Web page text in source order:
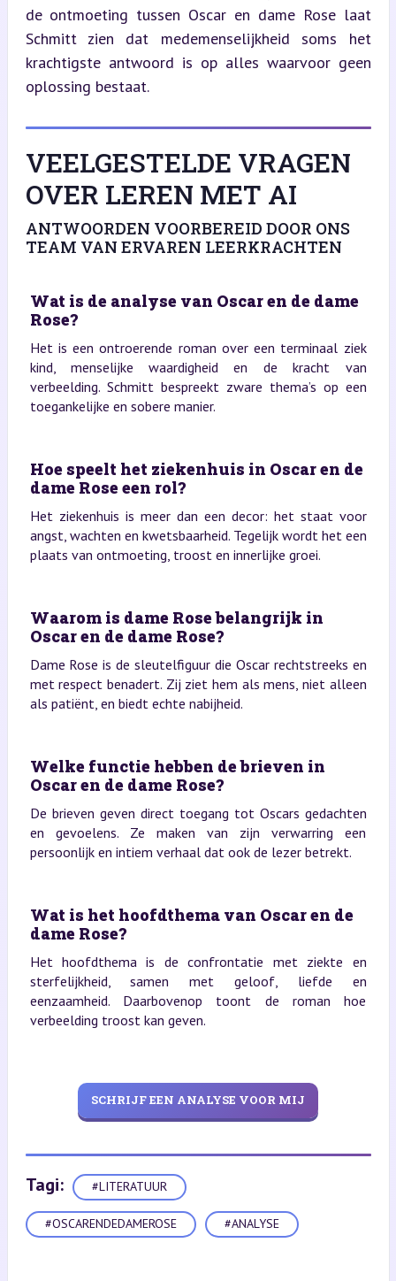
de ontmoeting tussen Oscar en dame Rose laat
Schmitt zien dat medemenselijkheid soms het
krachtigste antwoord is op alles waarvoor geen
oplossing bestaat.
VEELGESTELDE VRAGEN
OVER LEREN MET AI
ANTWOORDEN VOORBEREID DOOR ONS
TEAM VAN ERVAREN LEERKRACHTEN
Wat is de analyse van Oscar en de dame
Rose?
Het is een ontroerende roman over een terminaal ziek
kind, menselijke waardigheid en de kracht van
verbeelding. Schmitt bespreekt zware thema’s op een
toegankelijke en sobere manier.
Hoe speelt het ziekenhuis in Oscar en de
dame Rose een rol?
Het ziekenhuis is meer dan een decor: het staat voor
angst, wachten en kwetsbaarheid. Tegelijk wordt het een
plaats van ontmoeting, troost en innerlijke groei.
Waarom is dame Rose belangrijk in
Oscar en de dame Rose?
Dame Rose is de sleutelfiguur die Oscar rechtstreeks en
met respect benadert. Zij ziet hem als mens, niet alleen
als patiënt, en biedt echte nabijheid.
Welke functie hebben de brieven in
Oscar en de dame Rose?
De brieven geven direct toegang tot Oscars gedachten
en gevoelens. Ze maken van zijn verwarring een
persoonlijk en intiem verhaal dat ook de lezer betrekt.
Wat is het hoofdthema van Oscar en de
dame Rose?
Het hoofdthema is de confrontatie met ziekte en
sterfelijkheid, samen met geloof, liefde en
eenzaamheid. Daarbovenop toont de roman hoe
verbeelding troost kan geven.
SCHRIJF EEN ANALYSE VOOR MIJ
Tagi: #LITERATUUR
#OSCARENDEDAMEROSE #ANALYSE